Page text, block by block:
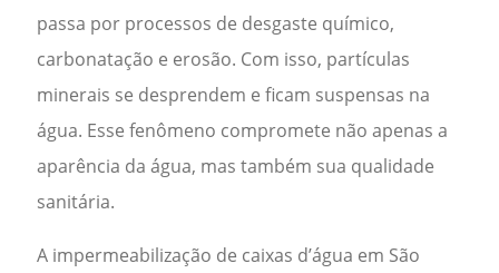
passa por processos de desgaste químico,
carbonatação e erosão. Com isso, partículas
minerais se desprendem e ficam suspensas na
água. Esse fenômeno compromete não apenas a
aparência da água, mas também sua qualidade
sanitária.
A impermeabilização de caixas d’água em São